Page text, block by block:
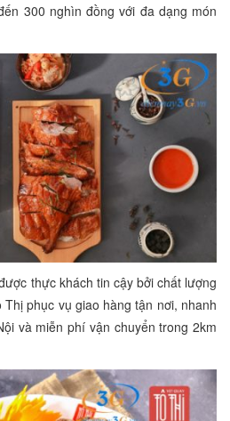
300 nghìn đồng với đa dạng món
thực khách tin cậy bởi chất lượng
phục vụ giao hàng tận nơi, nhanh
và miễn phí vận chuyển trong 2km